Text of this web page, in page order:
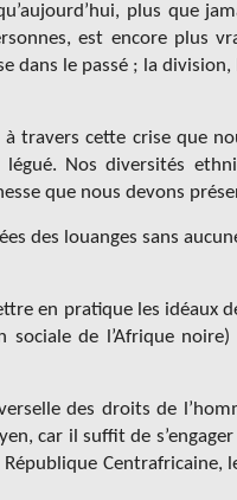
plus que
est encore plus
dans le passé ; la division,
travers cette crise que
Nos diversités
que nous devons
des louanges sans
en pratique les idéaux
de l’Afrique
des droits de
car il suffit de
Centrafricaine,